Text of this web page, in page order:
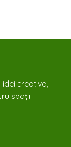
idei creative,
spații